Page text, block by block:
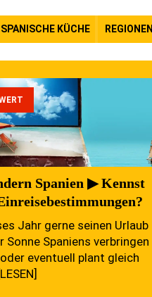
SPANISCHE KÜCHE REGIONEN
Spanien ▶ Kennst
Jahr gerne seinen Urlaub
Sonne Spaniens verbringen
eventuell plant gleich